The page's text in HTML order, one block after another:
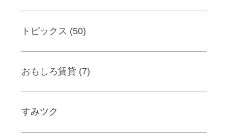
トピックス (50)
おもしろ賃貸 (7)
すみツク